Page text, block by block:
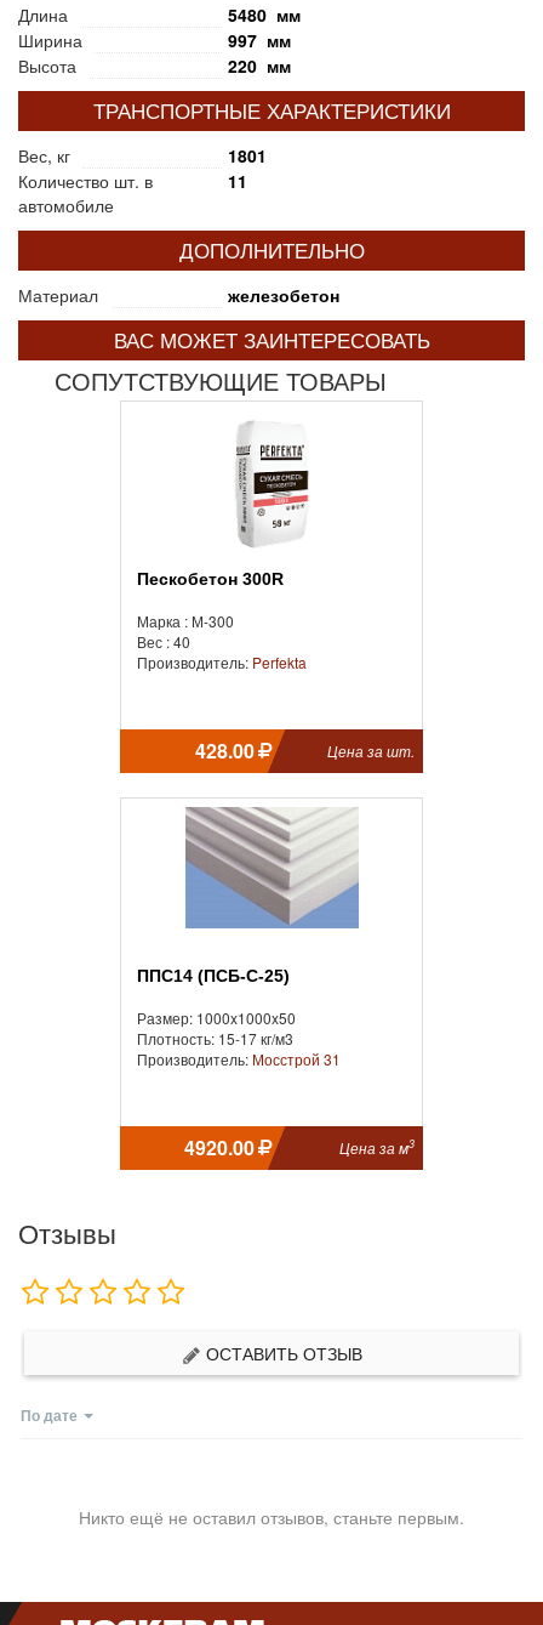
Длина
5480 мм
Ширина
997 мм
Высота
220 мм
ТРАНСПОРТНЫЕ ХАРАКТЕРИСТИКИ
Вес, кг
1801
Количество шт. в
автомобиле
11
ДОПОЛНИТЕЛЬНО
Материал железобетон
ВАС МОЖЕТ ЗАИНТЕРЕСОВАТЬ
СОПУТСТВУЮЩИЕ ТОВАРЫ
Пескобетон 300R
Марка : М-300
Вес : 40
Производитель: Perfekta
428.00 Цена за шт.
ППС14 (ПСБ-С-25)
Размер: 1000x1000x50
Плотность: 15-17 кг/м3
Производитель: Мосстрой 31
4920.00 Цена за м3
Отзывы
ОСТАВИТЬ ОТЗЫВ
По дате
Никто ещё не оставил отзывов, станьте первым.